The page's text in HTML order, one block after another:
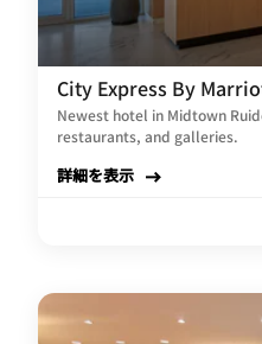
City Express By
Newest hotel in Midtown
restaurants, and galleries.
詳細を表示